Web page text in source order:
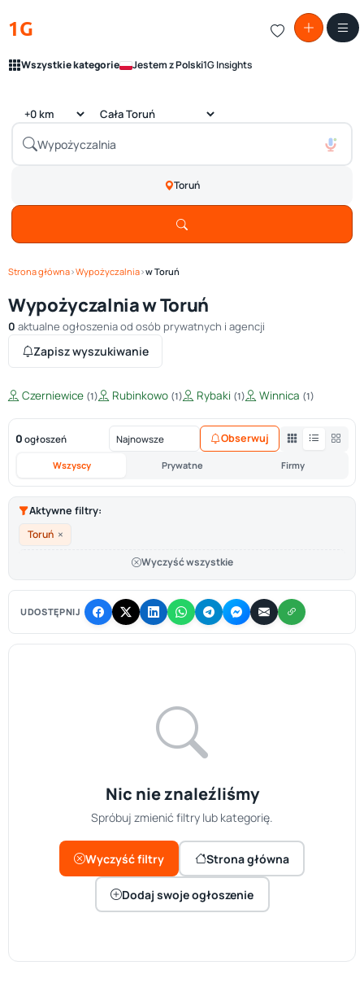
1G
Wszystkie kategorie Jestem z Polski1G Insights
Toruń
Strona główna›Wypożyczalnia›w Toruń
Wypożyczalnia w Toruń
0 aktualne ogłoszenia od osób prywatnych i agencji
Zapisz wyszukiwanie
Czerniewice (1) Rubinkowo (1) Rybaki (1) Winnica (1)
0 ogłoszeń
Wszyscy Prywatne Firmy
Obserwuj
Aktywne filtry:
Toruń ×
Wyczyść wszystkie
UDOSTĘPNIJ
Nic nie znaleźliśmy
Spróbuj zmienić filtry lub kategorię.
Wyczyść filtry Strona główna
Dodaj swoje ogłoszenie